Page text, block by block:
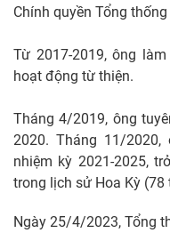
Chính quyền Tổng
Từ 2017-2019, ông
hoạt động từ thiện.
Tháng 4/2019, ông
2020. Tháng 11/
nhiệm kỳ 2021-2025,
trong lịch sử Hoa Kỳ (78
Ngày 25/4/2023, Tổng